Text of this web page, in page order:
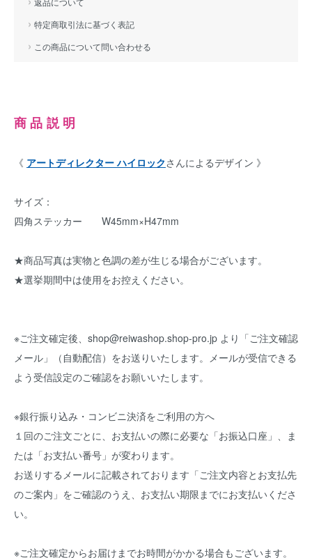
特定商取引法に基づく表記
この商品について問い合わせる
商品説明
《 アートディレクター ハイロック さんによるデザイン 》
サイズ：
四角ステッカー W45mm×H47mm
★商品写真は実物と色調の差が生じる場合がございます。
★選挙期間中は使用をお控えください。
※ご注文確定後、shop@reiwashop.shop-pro.jp より「ご注文確認
メール」（自動配信）をお送りいたします。メールが受信できる
よう受信設定のご確認をお願いいたします。
※銀行振り込み・コンビニ決済をご利用の方へ
１回のご注文ごとに、お支払いの際に必要な「お振込口座」、ま
たは「お支払い番号」が変わります。
お送りするメールに記載されております「ご注文内容とお支払先
のご案内」をご確認のうえ、お支払い期限までにお支払いくださ
い。
※ご注文確定からお届けまでお時間がかかる場合もございます。